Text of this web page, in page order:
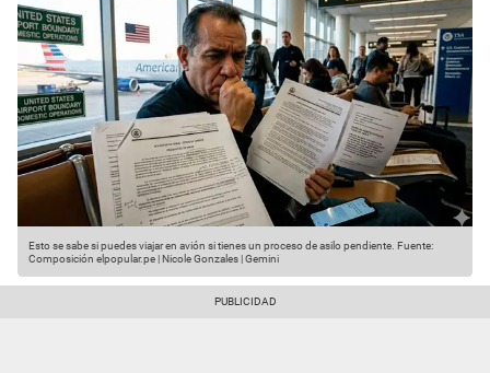
Esto se sabe si puedes viajar en avión si tienes un proceso de asilo pendiente. Fuente:
Composición elpopular.pe | Nicole Gonzales | Gemini